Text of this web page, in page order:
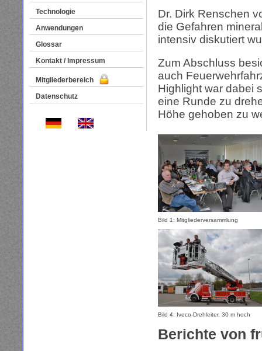
Technologie
Anwendungen
Glossar
Kontakt / Impressum
Mitgliederbereich
Datenschutz
Dr. Dirk Renschen
die Gefahren
intensiv diskutiert
Zum Abschluss
auch
Highlight war dabei
eine Runde zu
Höhe gehoben zu
Bild 1: Mitgliederversammlung
Bild 4: Iveco-Drehleiter, 30 m hoch
Berichte von